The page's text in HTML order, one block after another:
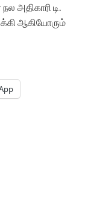
அதிகாரி டி.
ஆகியோரும்